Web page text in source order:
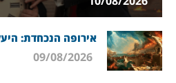
אירופה הנכחדת: